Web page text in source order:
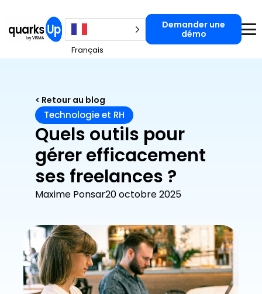
Demander une démo
Français
Demander une
démo
< Retour au blog
Technologie et RH
Quels outils pour
gérer efficacement
ses freelances ?
Maxime Ponsar20 octobre 2025